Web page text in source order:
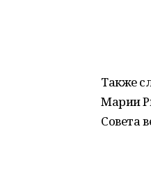
Также
Марии
Совета